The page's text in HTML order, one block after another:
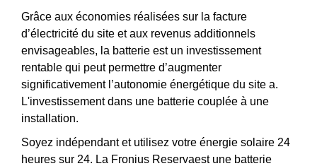
Grâce aux économies réalisées sur la facture
d’électricité du site et aux revenus additionnels
envisageables, la batterie est un investissement
rentable qui peut permettre d’augmenter
significativement l’autonomie énergétique du site a.
L'investissement dans une batterie couplée à une
installation.
Soyez indépendant et utilisez votre énergie solaire 24
heures sur 24. La Fronius Reservaest une batterie